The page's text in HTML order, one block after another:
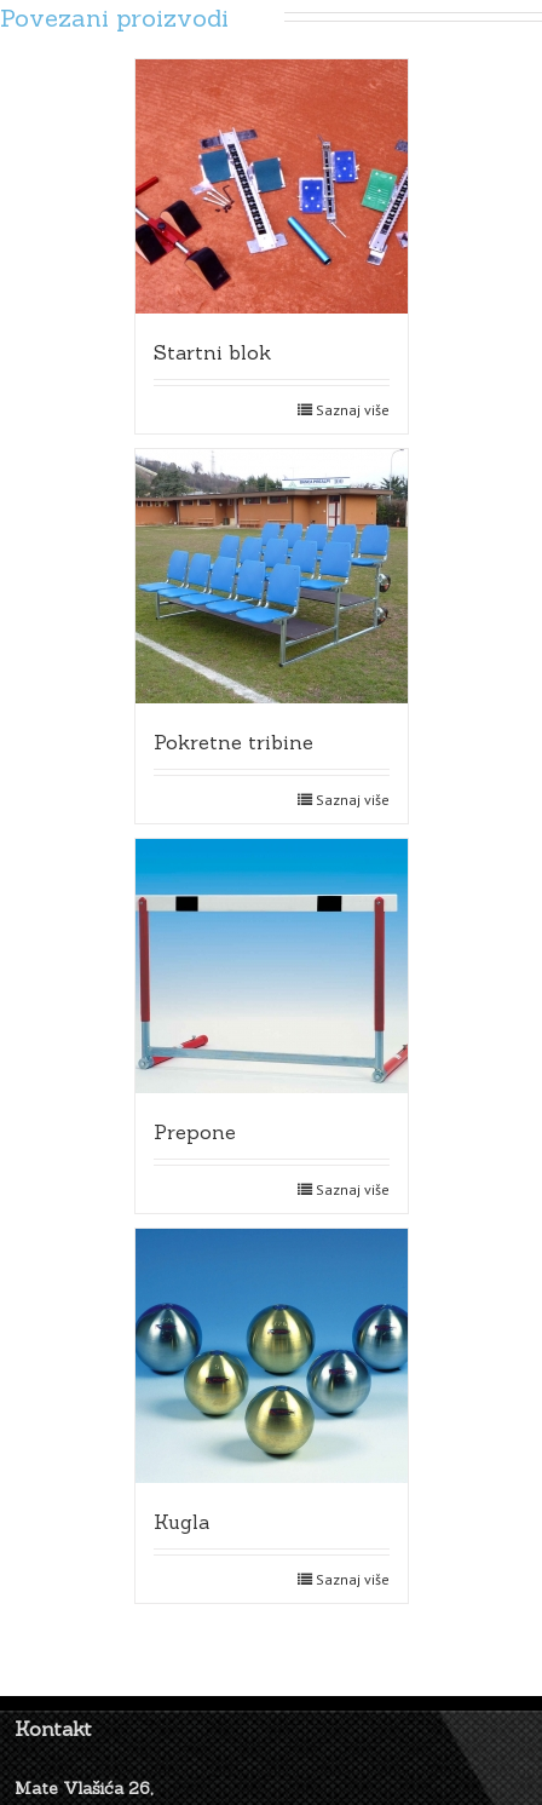
Povezani proizvodi
Startni blok
Saznaj više
Pokretne tribine
Saznaj više
Prepone
Saznaj više
Kugla
Saznaj više
Kontakt
Mate Vlašića 26,